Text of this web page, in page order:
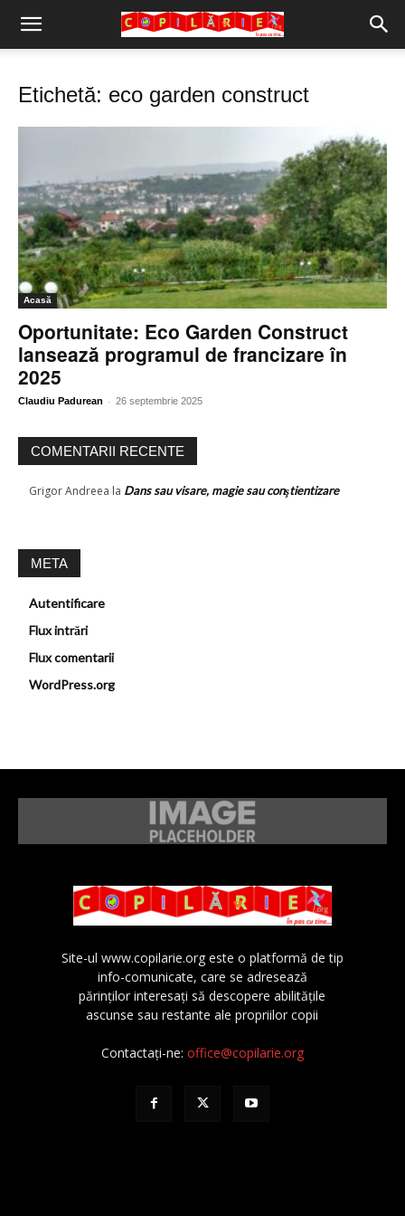
Copilărie.org
Etichetă: eco garden construct
Acasă
Oportunitate: Eco Garden Construct
lansează programul de francizare în
2025
Claudiu Padurean - 26 septembrie 2025
COMENTARII RECENTE
Grigor Andreea la Dans sau visare, magie sau conştientizare
META
Autentificare
Flux intrări
Flux comentarii
WordPress.org
Site-ul www.copilarie.org este o platformă de tip
info-comunicate, care se adresează
părinţilor interesaţi să descopere abilităţile
ascunse sau restante ale propriilor copii
Contactați-ne: office@copilarie.org